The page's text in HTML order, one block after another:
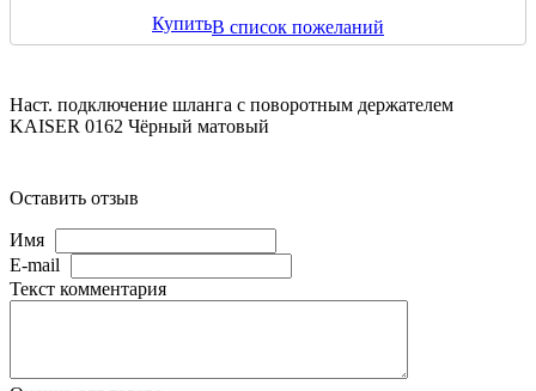
КупитьВ список пожеланий
Наст. подключение шланга с поворотным держателем
KAISER 0162 Чёрный матовый
Оставить отзыв
Имя
E-mail
Текст комментария